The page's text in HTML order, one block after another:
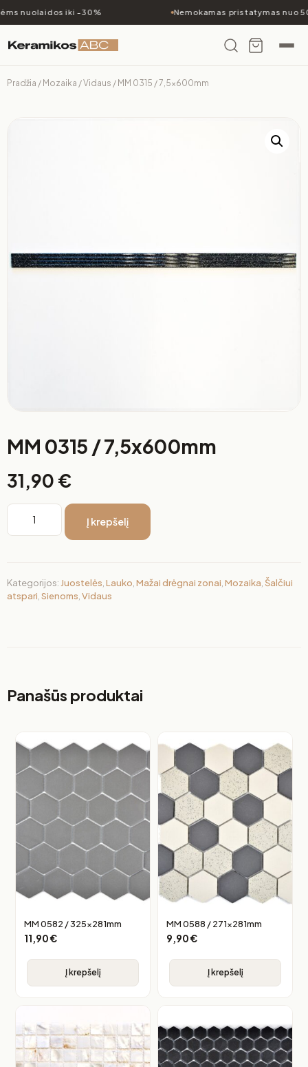
nuolaidos iki -30% Nemokamas pristatymas nuo
Pradžia / Mozaika /Vidaus / MM 0315 / 7,5x600mm
MM 0315 / 7,5x600mm
31,90 €
Į krepšelį
Kategorijos:Juostelės,Lauko,Mažai drėgnai zonai,Mozaika, Šalčiui
atspari,Sienoms,Vidaus
Panašūs produktai
MM 0582 / 325x281mm
11,90€
Į krepšelį
MM 0588 / 271x281mm
9,90€
Į krepšelį